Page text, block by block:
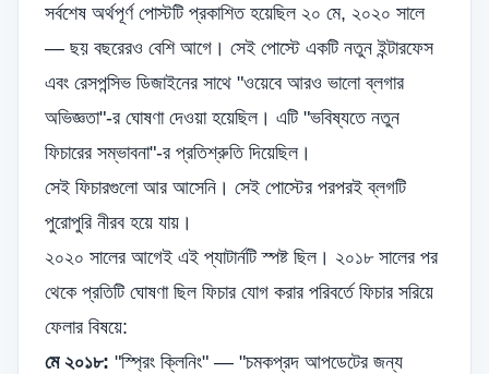
সর্বশেষ অর্থপূর্ণ পোস্টটি প্রকাশিত হয়েছিল ২০ মে, ২০২০ সালে
— ছয় বছরেরও বেশি আগে। সেই পোস্টে একটি নতুন ইন্টারফেস
এবং রেসপন্সিভ ডিজাইনের সাথে "ওয়েবে আরও ভালো ব্লগার
অভিজ্ঞতা"-র ঘোষণা দেওয়া হয়েছিল। এটি "ভবিষ্যতে নতুন
ফিচারের সম্ভাবনা"-র প্রতিশ্রুতি দিয়েছিল।
সেই ফিচারগুলো আর আসেনি। সেই পোস্টের পরপরই ব্লগটি
পুরোপুরি নীরব হয়ে যায়।
২০২০ সালের আগেই এই প্যাটার্নটি স্পষ্ট ছিল। ২০১৮ সালের পর
থেকে প্রতিটি ঘোষণা ছিল ফিচার যোগ করার পরিবর্তে ফিচার সরিয়ে
ফেলার বিষয়ে:
মে ২০১৮: "স্প্রিং ক্লিনিং" — "চমকপ্রদ আপডেটের জন্য